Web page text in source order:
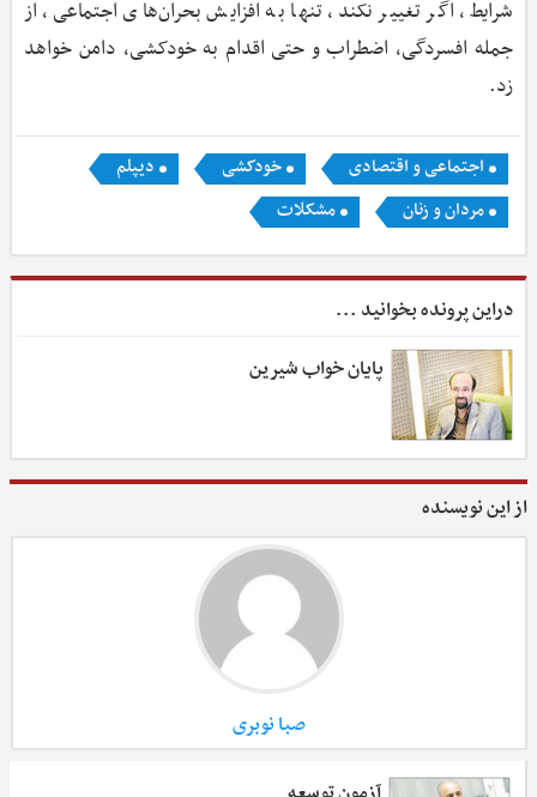
شرایط، اگر تغییر نکند، تنها به افزایش بحران‌های اجتماعی، از
جمله افسردگی، اضطراب و حتی اقدام به خودکشی، دامن خواهد
زد.
اجتماعی و اقتصادی خودکشی
دیپلم
مردان و زنان
مشکلات
دراین پرونده بخوانید ...
پایان خواب شیرین
از این نویسنده
صبا نوبری